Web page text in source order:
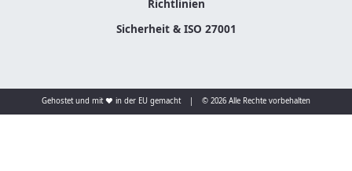
Richtlinien
Sicherheit & ISO 27001
Gehostet und mit ❤️ in der EU gemacht © 2026 Alle Rechte vorbehalten